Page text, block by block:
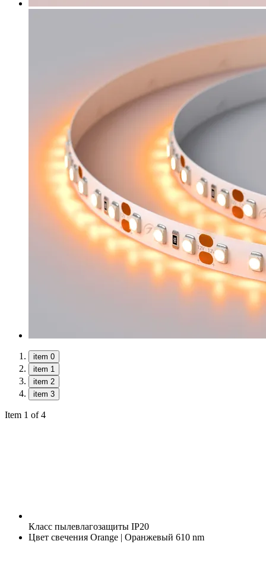
item 0
item 1
item 2
item 3
Item 1 of 4
Класс пылевлагозащиты IP20
Цвет свечения Orange | Оранжевый 610 nm